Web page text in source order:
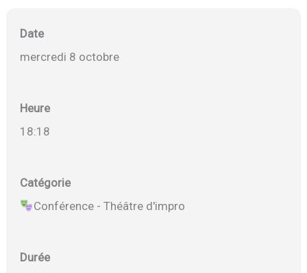
Date
mercredi 8 octobre
Heure
18:18
Catégorie
Conférence - Théâtre d'impro
Durée